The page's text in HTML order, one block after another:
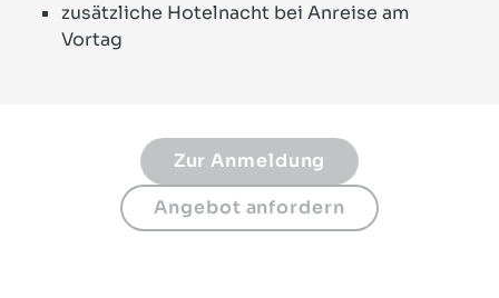
zusätzliche Hotelnacht bei Anreise am
Vortag